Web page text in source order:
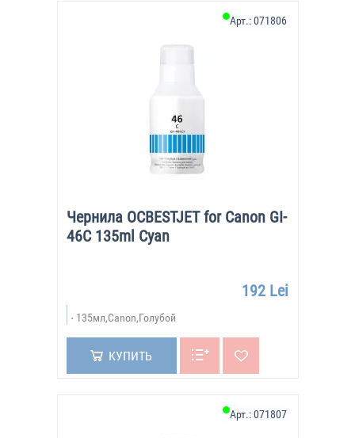
Чернила OCBESTJET for Canon GI-
46C 135ml Cyan
Арт.:071806
192 Lei
135мл,Canon,Голубой
КУПИТЬ
Арт.:071807